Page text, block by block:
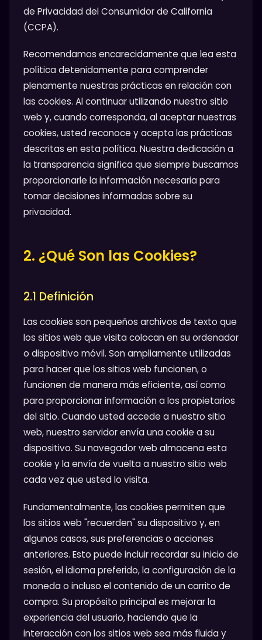
de Privacidad del Consumidor de California
(CCPA).
Recomendamos encarecidamente que lea esta
política detenidamente para comprender
plenamente nuestras prácticas en relación con
las cookies. Al continuar utilizando nuestro sitio
web y, cuando corresponda, al aceptar nuestras
cookies, usted reconoce y acepta las prácticas
descritas en esta política. Nuestra dedicación a
la transparencia significa que siempre buscamos
proporcionarle la información necesaria para
tomar decisiones informadas sobre su
privacidad.
2. ¿Qué Son las Cookies?
2.1 Definición
Las cookies son pequeños archivos de texto que
los sitios web que visita colocan en su ordenador
o dispositivo móvil. Son ampliamente utilizadas
para hacer que los sitios web funcionen, o
funcionen de manera más eficiente, así como
para proporcionar información a los propietarios
del sitio. Cuando usted accede a nuestro sitio
web, nuestro servidor envía una cookie a su
dispositivo. Su navegador web almacena esta
cookie y la envía de vuelta a nuestro sitio web
cada vez que usted lo visita.
Fundamentalmente, las cookies permiten que
los sitios web "recuerden" su dispositivo y, en
algunos casos, sus preferencias o acciones
anteriores. Esto puede incluir recordar su inicio de
sesión, el idioma preferido, la configuración de la
moneda o incluso el contenido de un carrito de
compra. Su propósito principal es mejorar la
experiencia del usuario, haciendo que la
interacción con los sitios web sea más fluida y